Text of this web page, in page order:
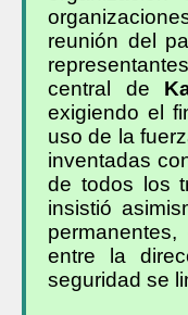
reunión del
central de
exigiendo el
uso de la
inventadas
de todos los
insistió
entre la
seguridad se